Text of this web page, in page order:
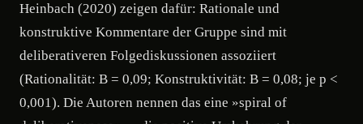
Heinbach (2020) zeigen dafür: Rationale und
konstruktive Kommentare der Gruppe sind mit
deliberativeren Folgediskussionen assoziiert
(Rationalität: B = 0,09; Konstruktivität: B = 0,08; je p <
0,001). Die Autoren nennen das eine »spiral of